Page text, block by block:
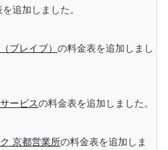
追加しました。
ブレイブ） の料金表を追加しまし
ービスの料金表を追加しました。
京都営業所の料金表を追加しま